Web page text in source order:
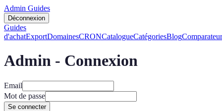
Admin Guides
Déconnexion
Guides
d'achatExportDomainesCRONCatalogueCatégoriesBlog
Admin - Connexion
Email
Mot de passe
Se connecter